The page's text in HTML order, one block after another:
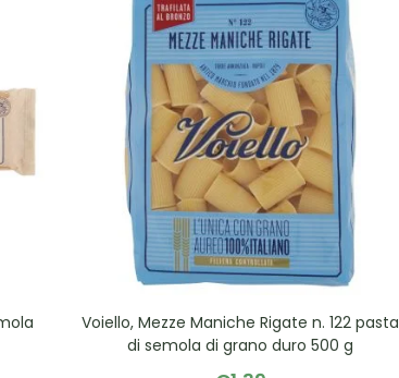
Voiello, Mezze Maniche Rigate n. 122 pasta
di semola di grano duro 500 g